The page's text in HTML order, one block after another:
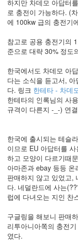
하지만 차데모 아답터
로 충전이 가능하다. (
에 100kw 급의 충전기
참고로 공용 충전기의
준으로 대략 30% 정도
한국에서도 차데모 아
다는 소식을 듣고서,
다. 링크 한테타 - 차데
한테타의 인록님의 사
규격이 다른지 -_-) 연
한국에 출시되는 테슬
이므로 EU 아답터를
하고 모양이 다르기때
아마존과 ebay 등등
판매하지 않고 있었고,
다. 네덜란드에 사는
럽에 다녀오는 지인 찬
구글링을 해보니 판매
리투아니아쪽의 충전
였다.
11...
by
테
라
모
델
S
-
충
전...
by
kfmes
테
라
모
델